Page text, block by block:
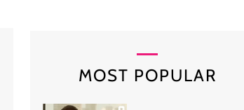
MOST POPULAR